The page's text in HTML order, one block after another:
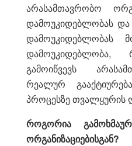
არასამთავრობო
დამოუკიდებლობას და
დამოუკიდებლობას
გამოიწვევს
რეალურ
პროცესზე თვალყურის
როგორია
ორგანიზაციებისგან?